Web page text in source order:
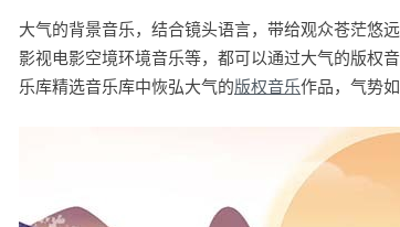
大气的背景音乐，结合镜头语言，带给观众苍茫悠
影视电影空境环境音乐等，都可以通过大气的版权
乐库精选音乐库中恢弘大气的版权音乐作品，气势